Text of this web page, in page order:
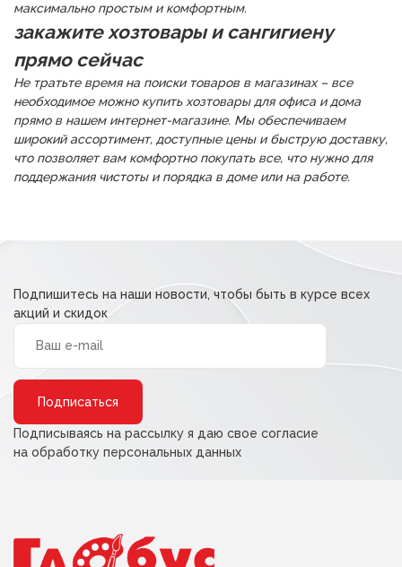
максимально простым и комфортным.
закажите хозтовары и сангигиену
прямо сейчас
Не тратьте время на поиски товаров в магазинах – все
необходимое можно купить хозтовары для офиса и дома
прямо в нашем интернет-магазине. Мы обеспечиваем
широкий ассортимент, доступные цены и быструю доставку,
что позволяет вам комфортно покупать все, что нужно для
поддержания чистоты и порядка в доме или на работе.
Подпишитесь на наши новости, чтобы быть в курсе всех
акций и скидок
Подписываясь на рассылку я даю свое согласие
на обработку персональных данных